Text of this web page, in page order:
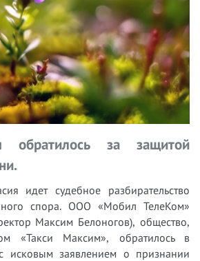
обратилось за защитой
идет судебное разбирательство
спора. ООО «Мобил ТелеКом»
Максим Белоногов), общество,
«Такси Максим», обратилось в
исковым заявлением о признании